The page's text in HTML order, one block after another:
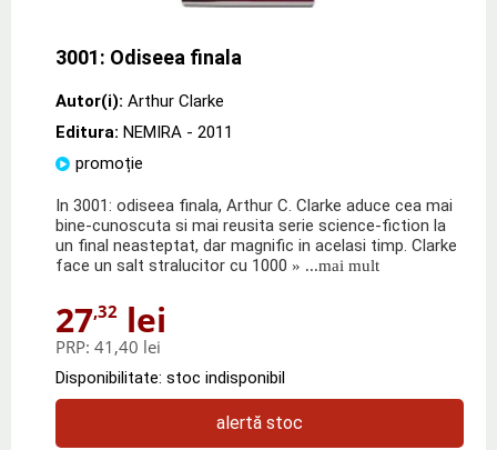
3001: Odiseea finala
Autor(i): Arthur Clarke
Editura: NEMIRA - 2011
promoție
In 3001: odiseea finala, Arthur C. Clarke aduce cea mai
bine-cunoscuta si mai reusita serie science-fiction la
un final neasteptat, dar magnific in acelasi timp. Clarke
face un salt stralucitor cu 1000 » ...mai mult
27,32 lei
PRP: 41,40 lei
Disponibilitate: stoc indisponibil
alertă stoc